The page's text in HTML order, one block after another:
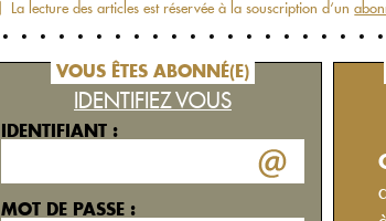
La lecture des articles est réservée à la souscription d‘un
VOUS ÊTES ABONNÉ(E)
IDENTIFIEZ VOUS
IDENTIFIANT :
MOT DE PASSE :